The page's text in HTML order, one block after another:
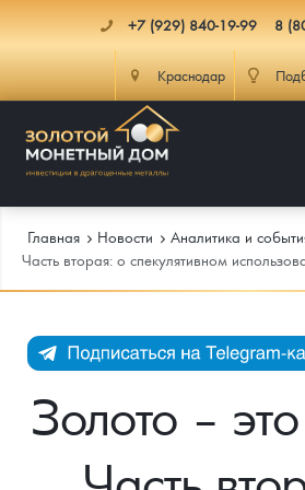
+7 (929) 840-19-99 8
Краснодар
Каталог Монет
Инвестиционные монеты
Инфо
Как сделать заказ
Доставка
Главная Новости Аналитика и
Часть вторая: о спекулятивном
Золото –